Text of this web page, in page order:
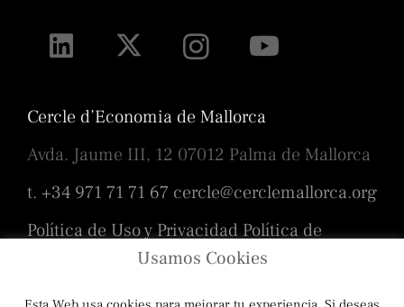
Cercle d’Economia de Mallorca
Avda. Jaume III, 12 07012 Palma de Mallorca
t. +34 971 71 71 67 cercle@cerclemallorca.org
Política de Uso y Privacidad Política de
Usamos Cookies